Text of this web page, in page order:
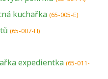
kuchařka (65-005-E)
(65-007-H)
expedientka (65-011-